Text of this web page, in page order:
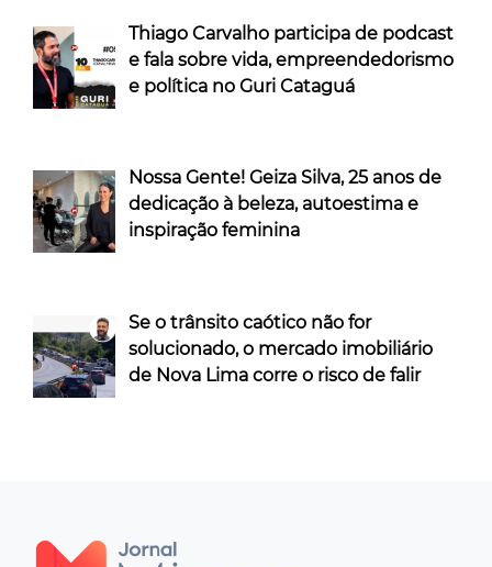
Thiago Carvalho participa de podcast
e fala sobre vida, empreendedorismo
e política no Guri Cataguá
Nossa Gente! Geiza Silva, 25 anos de
dedicação à beleza, autoestima e
inspiração feminina
Se o trânsito caótico não for
solucionado, o mercado imobiliário
de Nova Lima corre o risco de falir